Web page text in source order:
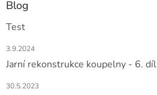
Blog
Test
3.9.2024
Jarní rekonstrukce koupelny - 6. díl
30.5.2023